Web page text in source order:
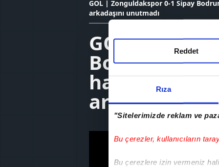
Rıza
"Sitelerimizde reklam ve
Bu çerezler, kullanıcıların
Bu çerezlere izin vermeniz
Reddet
GOL | Zonguldakspor 0-1 Sipay
arkadaşını unutmadı
GOL |
Bodrum FK |
hayatını
arkadaşını